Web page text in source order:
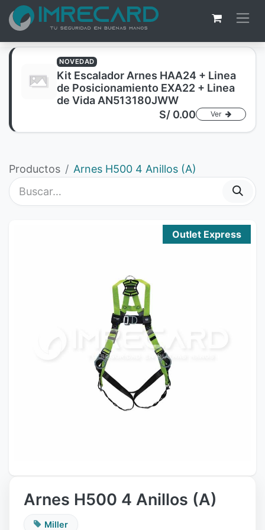
NOVEDAD
Kit Escalador Arnes HAA24 + Linea
de Posicionamiento EXA22 + Linea
de Vida AN513180JWW
S/ 0.00 Ver
Productos Arnes H500 4 Anillos (A)
Outlet Express
Arnes H500 4 Anillos (A)
Miller